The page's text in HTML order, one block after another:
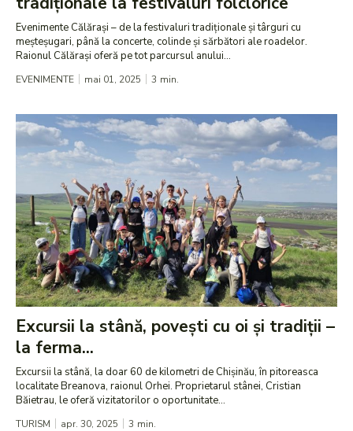
Evenimente Călărași – de la festivaluri tradiționale și târguri cu
meșteșugari, până la concerte, colinde și sărbători ale roadelor.
Raionul Călărași oferă pe tot parcursul anului...
EVENIMENTE mai 01, 2025 3 min.
Excursii la stână, povești cu oi și tradiții –
la ferma...
Excursii la stână, la doar 60 de kilometri de Chișinău, în pitoreasca
localitate Breanova, raionul Orhei. Proprietarul stânei, Cristian
Băietrau, le oferă vizitatorilor o oportunitate...
TURISM apr. 30, 2025 3 min.